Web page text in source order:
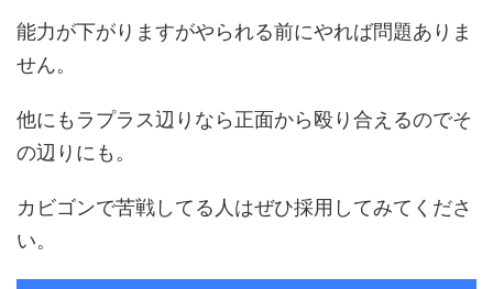
能力が下がりますがやられる前にやれば問題ありま
せん。
他にもラプラス辺りなら正面から殴り合えるのでそ
の辺りにも。
カビゴンで苦戦してる人はぜひ採用してみてくださ
い。